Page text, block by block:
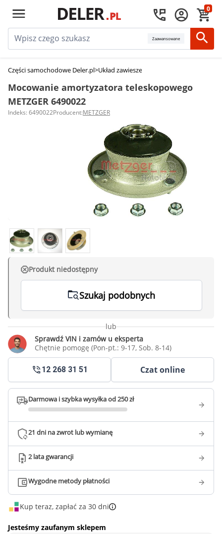
0
Zaawansowane
Części samochodowe Deler.pl>Układ zawieszenia
Mocowanie amortyzatora teleskopowego
METZGER 6490022
Indeks: 6490022Producent:METZGER
Produkt niedostępny
Szukaj podobnych
lub
Sprawdź VIN i zamów u eksperta
Chętnie pomogę (Pon-pt.: 9-17, Sob. 8-14)
12 268 31 51 Czat online
Darmowa i szybka wysyłka od 250 zł
21 dni na zwrot lub wymianę
2 lata gwarancji
Wygodne metody płatności
Kup teraz, zapłać za 30 dni
Jesteśmy zaufanym sklepem